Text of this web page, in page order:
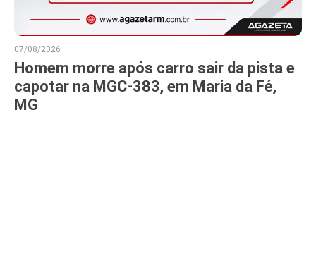
07/08/2026
Homem morre após carro sair da pista e
capotar na MGC-383, em Maria da Fé,
MG